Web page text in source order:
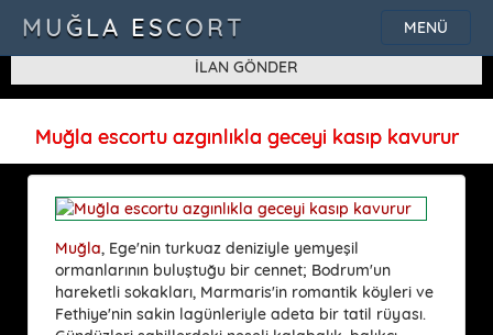
SQLSTATE[42000]: Syntax error or access violation: 1115 Unknown
character set: 'uf8'
MENÜ
MUĞLA ESCORT
İLAN GÖNDER
Muğla escortu azgınlıkla geceyi kasıp kavurur
Muğla, Ege'nin turkuaz deniziyle yemyeşil
ormanlarının buluştuğu bir cennet; Bodrum'un
hareketli sokakları, Marmaris'in romantik köyleri ve
Fethiye'nin sakin lagünleriyle adeta bir tatil rüyası.